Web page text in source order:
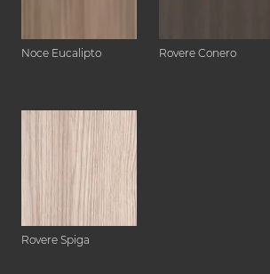
Noce Eucalipto Rovere Conero
Rovere Spiga